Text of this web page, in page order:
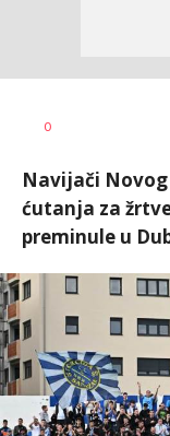
AUTOR
0
Navijači
ćutanja za
preminule u